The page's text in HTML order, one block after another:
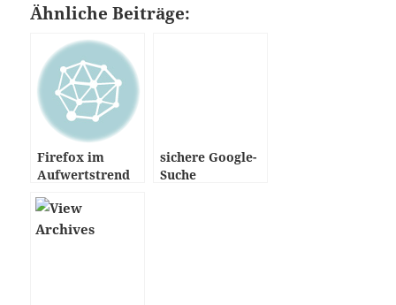
Ähnliche Beiträge:
Firefox im
Aufwertstrend
sichere Google-
Suche